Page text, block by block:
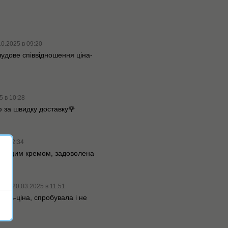
в 09:20
співвідношення ціна-
в 10:28
швидку доставку🌹
в 12:34
цим кремом, задоволена
20.03.2025 в 11:51
ціна, спробувала і не